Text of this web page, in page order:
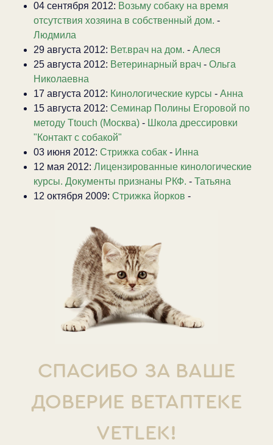
04 сентября 2012: Возьму собаку на время
отсутствия хозяина в собственный дом. -
Людмила
29 августа 2012: Вет.врач на дом. - Алеся
25 августа 2012: Ветеринарный врач - Ольга
Николаевна
17 августа 2012: Кинологические курсы - Анна
15 августа 2012: Семинар Полины Егоровой по
методу Ttouch (Москва) - Школа дрессировки
"Контакт с собакой"
03 июня 2012: Стрижка собак - Инна
12 мая 2012: Лицензированные кинологические
курсы. Документы признаны РКФ. - Татьяна
12 октября 2009: Стрижка йорков -
СПАСИБО ЗА ВАШЕ
ДОВЕРИЕ ВЕТАПТЕКЕ
VETLEK!